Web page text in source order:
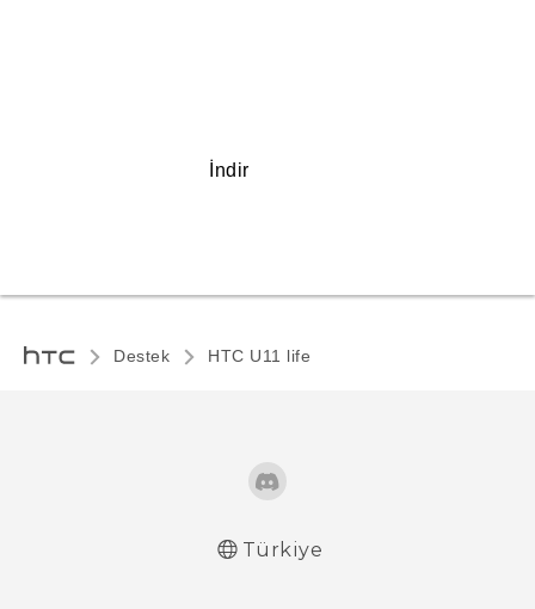
İndir
Destek HTC U11 life‎
Türkiye